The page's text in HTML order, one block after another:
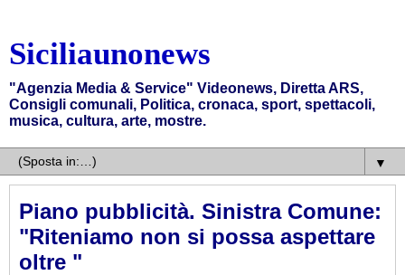
Siciliaunonews
"Agenzia Media & Service" Videonews, Diretta ARS,
Consigli comunali, Politica, cronaca, sport, spettacoli,
musica, cultura, arte, mostre.
▼
Piano pubblicità. Sinistra Comune:
"Riteniamo non si possa aspettare
oltre "